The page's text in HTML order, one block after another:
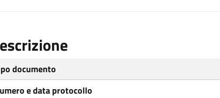
documento
e data protocollo